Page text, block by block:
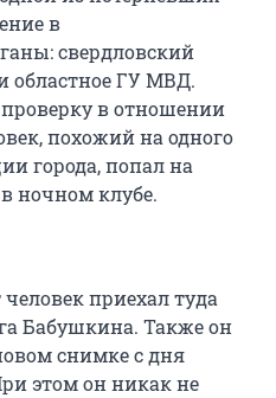
четверо
банды. Девушки
жертвами.
в
свердловский
областноеГУ МВД.
в отношении
похожий на одного
города, попал на
ночном клубе.
приехал туда
Бабушкина. Также он
снимке с дня
этом он никак не